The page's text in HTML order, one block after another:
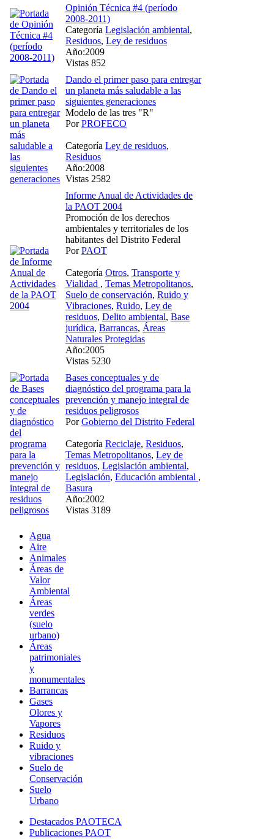
Opinión Técnica #4 (período
2008-2011)
Categoría Legislación ambiental,
Residuos, Ley de residuos
Año:2009
Vistas 852
Dando el primer paso para entregar
un planeta más saludable a las
siguientes generaciones
Modelo de las tres "R"
PorPROFECO
Categoría Ley de residuos,
Residuos
Año:2008
Vistas 2582
Informe Anual de Actividades de
la PAOT 2004
Promoción de los derechos
ambientales y territoriales de los
habitantes del Distrito Federal
PorPAOT
Categoría Otros, Transporte y
Vialidad , Temas Metropolitanos,
Suelo de conservación, Ruido y
Vibraciones, Ruido, Ley de
residuos, Delito ambiental, Base
jurídica, Barrancas, Áreas
Naturales Protegidas
Año:2005
Vistas 5230
Bases conceptuales y de
diagnóstico del programa para la
prevención y manejo integral de
residuos peligrosos
PorGobierno del Distrito Federal
Categoría Reciclaje, Residuos,
Temas Metropolitanos, Ley de
residuos, Legislación ambiental,
Legislación, Educación ambiental ,
Basura
Año:2002
Vistas 3189
Agua
Aire
Animales
Áreas de
Valor
Ambiental
Áreas
verdes
(suelo
urbano)
Áreas
patrimoniales
y
monumentales
Barrancas
Gases
Olores y
Vapores
Residuos
Ruido y
vibraciones
Suelo de
Conservación
Suelo
Urbano
Destacados PAOTECA
Publicaciones PAOT